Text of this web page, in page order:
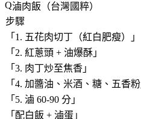
滷肉飯（台灣國粹）
步驟
「 1. 五花肉切丁（紅白肥瘦） 」
「 2. 紅蔥頭 + 油爆酥 」
「 3. 肉丁炒至焦香 」
「 4. 加醬油、米酒、糖、五香粉
「 5. 滷 60-90 分 」
「 配白飯 + 滷蛋 」